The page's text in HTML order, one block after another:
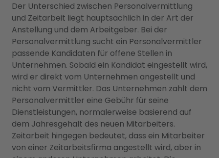
Der Unterschied zwischen Personalvermittlung
und Zeitarbeit liegt hauptsächlich in der Art der
Anstellung und dem Arbeitgeber. Bei der
Personalvermittlung sucht ein Personalvermittler
passende Kandidaten für offene Stellen in
Unternehmen. Sobald ein Kandidat eingestellt wird,
wird er direkt vom Unternehmen angestellt und
nicht vom Vermittler. Das Unternehmen zahlt dem
Personalvermittler eine Gebühr für seine
Dienstleistungen, normalerweise basierend auf
dem Jahresgehalt des neuen Mitarbeiters.
Zeitarbeit hingegen bedeutet, dass ein Mitarbeiter
von einer Zeitarbeitsfirma angestellt wird, aber in